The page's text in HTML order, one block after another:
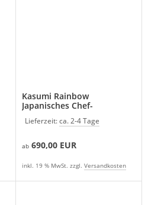
Kasumi Rainbow
Japanisches Chef-
Lieferzeit:ca. 2-4 Tage
ab 690,00 EUR
inkl. 19 % MwSt. zzgl. Versandkosten